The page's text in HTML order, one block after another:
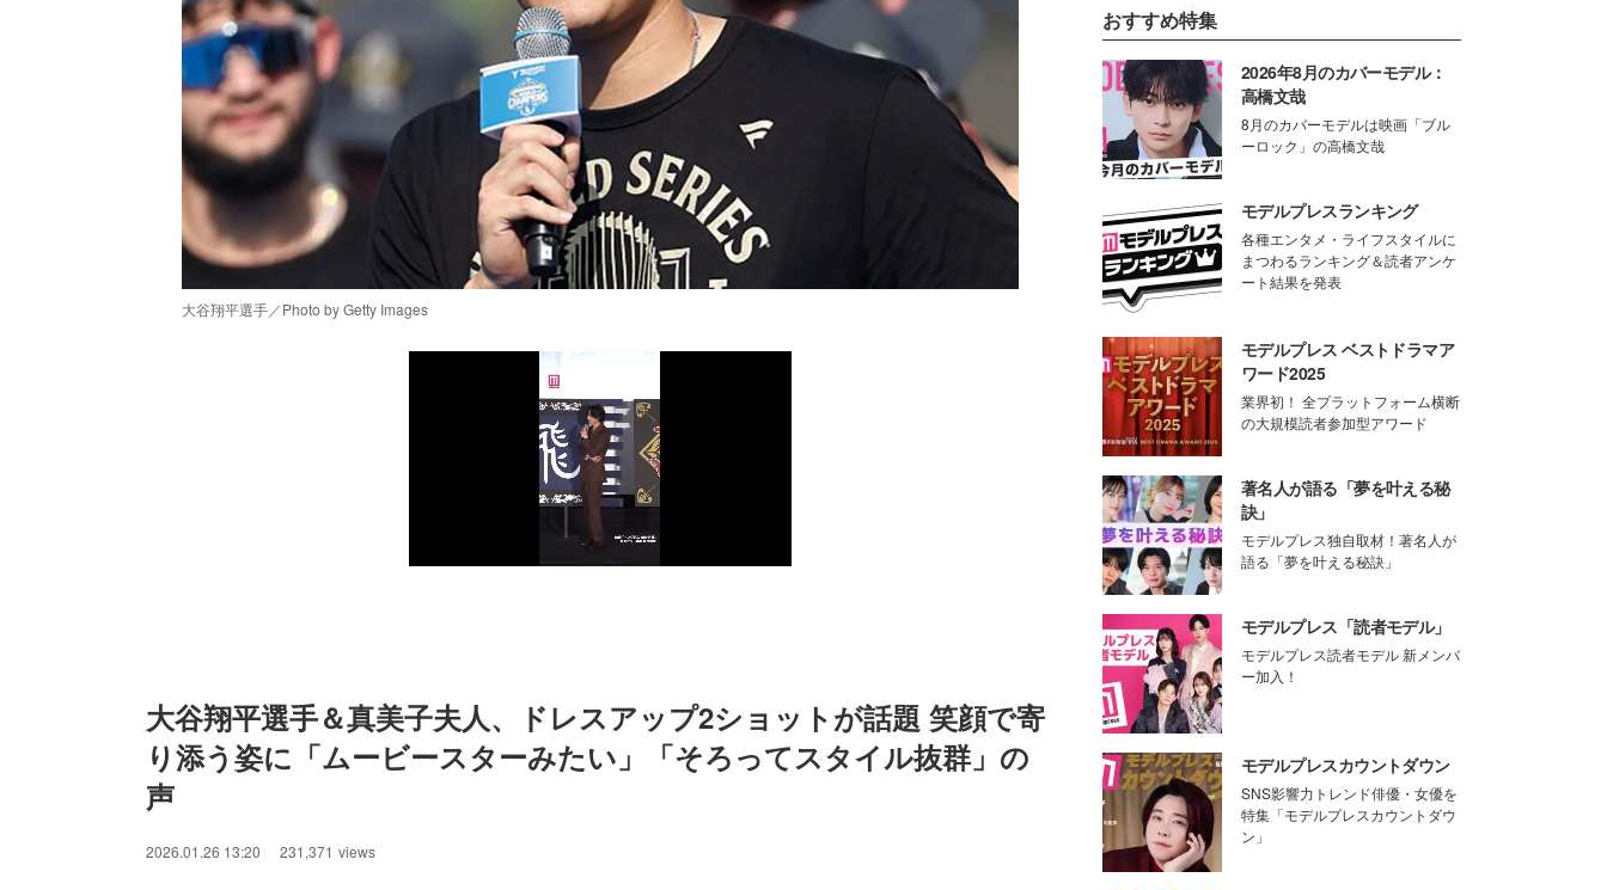
大谷翔平選手／Photo by Getty Images
大谷翔平選手＆真美子夫人、ドレスアップ2ショットが話題 笑顔で寄
り添う姿に「ムービースターみたい」「そろってスタイル抜群」の
声
2026.01.26 13:20 231,371 views
おすすめ特集
2026年8月のカバーモデル：
高橋文哉
8月のカバーモデルは映画「ブル
ーロック」の高橋文哉
モデルプレスランキング
各種エンタメ・ライフスタイルに
まつわるランキング＆読者アンケ
ート結果を発表
モデルプレス ベストドラマア
ワード2025
業界初！ 全プラットフォーム横断
の大規模読者参加型アワード
著名人が語る「夢を叶える秘
訣」
モデルプレス独自取材！著名人が
語る「夢を叶える秘訣」
モデルプレス「読者モデル」
モデルプレス読者モデル 新メンバ
ー加入！
モデルプレスカウントダウン
SNS影響力トレンド俳優・女優を
特集「モデルプレスカウントダウ
ン」